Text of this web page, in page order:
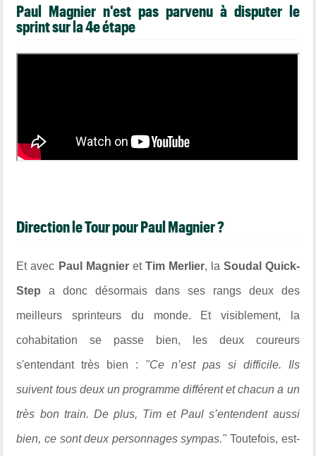
Paul Magnier n'est pas parvenu à disputer le
sprint sur la 4e étape
Direction le Tour pour Paul Magnier ?
Et avec Paul Magnier et Tim Merlier, la Soudal Quick-
Stepa donc désormais dans ses rangs deux des
meilleurs sprinteurs du monde. Et visiblement, la
cohabitation se passe bien, les deux coureurs
s'entendant très bien : "Ce n’est pas si difficile. Ils
suivent tous deux un programme différent et chacun a un
très bon train. De plus, Tim et Paul s’entendent aussi
bien, ce sont deux personnages sympas." Toutefois, est-